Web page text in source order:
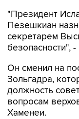
"Президент
Пезешкиан
секретарем
безопасности",
Он сменил на
Зольгадра,
должность
вопросам
Хаменеи.